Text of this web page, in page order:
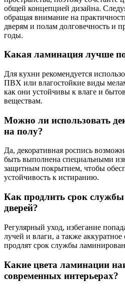
общей концепцией дизайна.
обращая внимание на
дверям и полам долговечность и
годы.
Какая ламинация лучше
Для кухни рекомендуется
ПВХ или влагостойкие виды
как они устойчивы к влаге и
веществам.
Можно ли использовать
на полу?
Да, декоративная роспись
быть выполнена специальными
защитным покрытием, чтобы
устойчивость к истиранию.
Как продлить срок
дверей?
Регулярный уход, избегание
лучей и влаги, а также
продлят срок службы
Какие цвета ламинации
современных интерьерах?